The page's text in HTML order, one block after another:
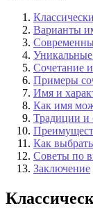
Варианты
Уникальные
Сочетание
Примеры
Имя и
Как имя
Традиции и
Как
Советы по
Заключение